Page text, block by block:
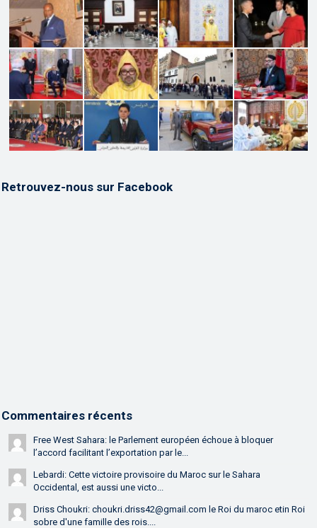
Retrouvez-nous sur Facebook
Commentaires récents
Free West Sahara: le Parlement européen échoue à bloquer
l’accord facilitant l’exportation par le...
Lebardi: Cette victoire provisoire du Maroc sur le Sahara
Occidental, est aussi une victo...
Driss Choukri: choukri.driss42@gmail.com le Roi du maroc etin Roi
sobre d'une famille des rois....